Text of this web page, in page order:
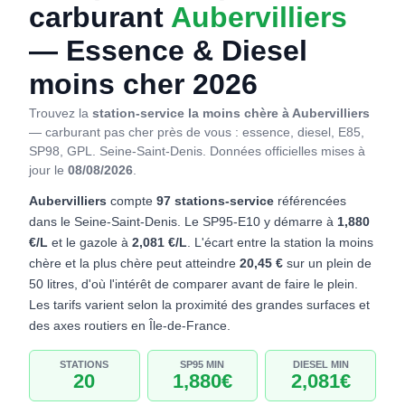
carburant Aubervilliers
— Essence & Diesel
moins cher 2026
Trouvez la station-service la moins chère à Aubervilliers
— carburant pas cher près de vous : essence, diesel, E85,
SP98, GPL. Seine-Saint-Denis. Données officielles mises à
jour le 08/08/2026.
Aubervilliers compte 97 stations-service référencées
dans le Seine-Saint-Denis. Le SP95-E10 y démarre à 1,880
€/L et le gazole à 2,081 €/L. L'écart entre la station la moins
chère et la plus chère peut atteindre 20,45 € sur un plein de
50 litres, d'où l'intérêt de comparer avant de faire le plein.
Les tarifs varient selon la proximité des grandes surfaces et
des axes routiers en Île-de-France.
STATIONS
20
SP95 MIN
1,880€
DIESEL MIN
2,081€